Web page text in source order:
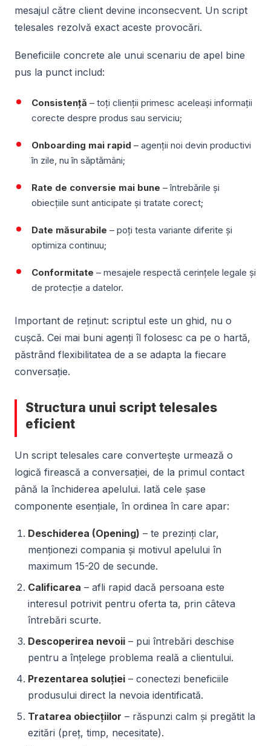
mesajul către client devine inconsecvent. Un script
telesales rezolvă exact aceste provocări.
Beneficiile concrete ale unui scenariu de apel bine
pus la punct includ:
Consistență – toți clienții primesc aceleași informații
corecte despre produs sau serviciu;
Onboarding mai rapid – agenții noi devin productivi
în zile, nu în săptămâni;
Rate de conversie mai bune – întrebările și
obiecțiile sunt anticipate și tratate corect;
Date măsurabile – poți testa variante diferite și
optimiza continuu;
Conformitate – mesajele respectă cerințele legale și
de protecție a datelor.
Important de reținut: scriptul este un ghid, nu o
cușcă. Cei mai buni agenți îl folosesc ca pe o hartă,
păstrând flexibilitatea de a se adapta la fiecare
conversație.
Structura unui script telesales
eficient
Un script telesales care convertește urmează o
logică firească a conversației, de la primul contact
până la închiderea apelului. Iată cele șase
componente esențiale, în ordinea în care apar:
Deschiderea (Opening) – te prezinți clar,
menționezi compania și motivul apelului în
maximum 15-20 de secunde.
Calificarea – afli rapid dacă persoana este
interesul potrivit pentru oferta ta, prin câteva
întrebări scurte.
Descoperirea nevoii – pui întrebări deschise
pentru a înțelege problema reală a clientului.
Prezentarea soluției – conectezi beneficiile
produsului direct la nevoia identificată.
Tratarea obiecțiilor – răspunzi calm și pregătit la
ezitări (preț, timp, necesitate).